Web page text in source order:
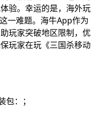
验。幸运的是，海外玩
一难题。海牛App作为
玩家突破地区限制，优
玩家在玩《三国杀移动
包：；